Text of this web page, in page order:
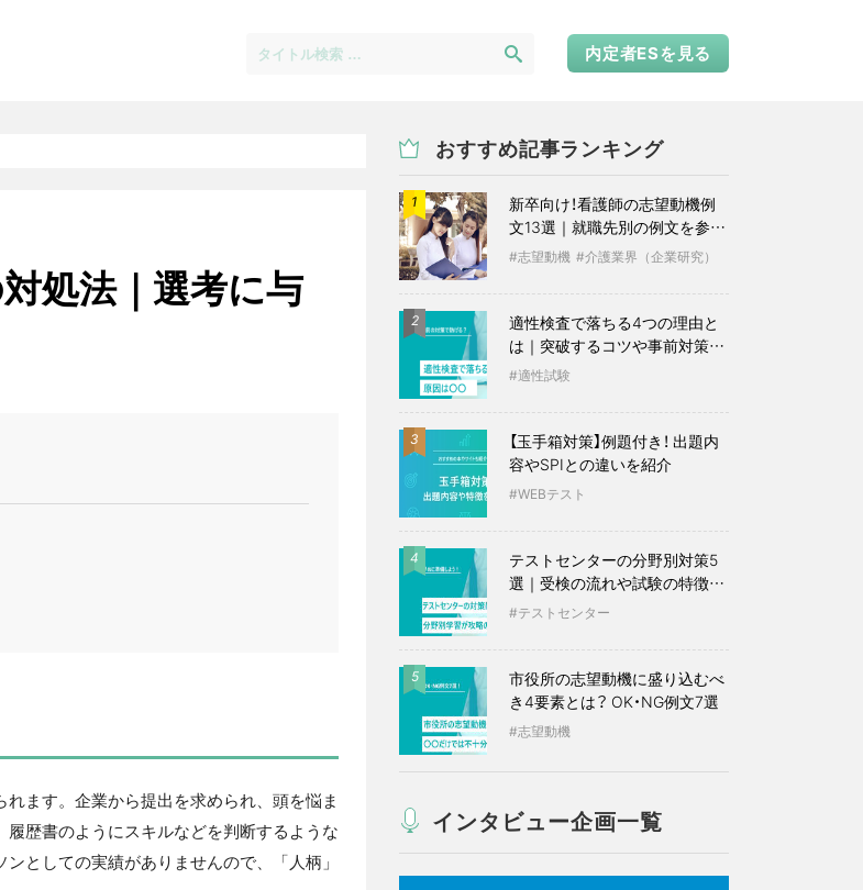
内定者ESを見る
処法｜選考に与
ます。企業から提出を求められ、頭を悩ま
歴書のようにスキルなどを判断するような
としての実績がありませんので、「人柄」
おすすめ記事ランキング
1
新卒向け！看護師の志望動機例
文13選｜就職先別の例文を参考
に志望動機 介護業界（企業研究）
2
適性検査で落ちる4つの理由と
は｜突破するコツや事前対策も
紹介
適性試験
3
【玉手箱対策】例題付き！ 出題内
容やSPIとの違いを紹介
WEBテスト
4
テストセンターの分野別対策5
選｜受検の流れや試験の特徴も
紹介
テストセンター
5
市役所の志望動機に盛り込むべ
き4要素とは？ OK・NG例文7選
志望動機
インタビュー企画一覧